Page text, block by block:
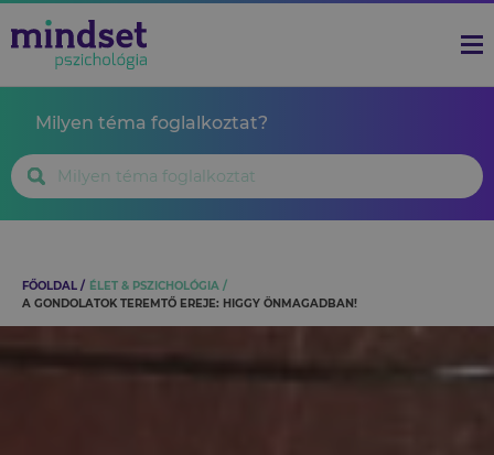
Milyen téma foglalkoztat?
FŐOLDAL
ÉLET & PSZICHOLÓGIA
A GONDOLATOK TEREMTŐ EREJE: HIGGY ÖNMAGADBAN!